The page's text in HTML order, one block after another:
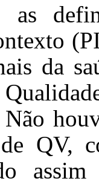
as
da
QV,